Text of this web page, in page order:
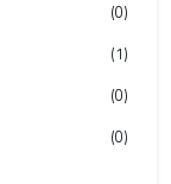
(0)
(1)
(0)
(0)